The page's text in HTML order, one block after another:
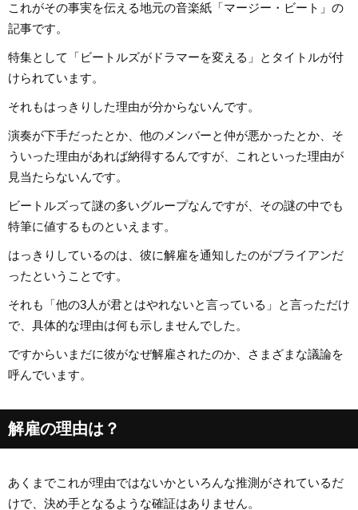
これがその事実を伝える地元の音楽紙「マージー・ビート」の
記事です。
特集として「ビートルズがドラマーを変える」とタイトルが付
けられています。
それもはっきりした理由が分からないんです。
演奏が下手だったとか、他のメンバーと仲が悪かったとか、そ
ういった理由があれば納得するんですが、これといった理由が
見当たらないんです。
ビートルズって謎の多いグループなんですが、その謎の中でも
特筆に値するものといえます。
はっきりしているのは、彼に解雇を通知したのがブライアンだ
ったということです。
それも「他の3人が君とはやれないと言っている」と言っただけ
で、具体的な理由は何も示しませんでした。
ですからいまだに彼がなぜ解雇されたのか、さまざまな議論を
呼んでいます。
解雇の理由は？
あくまでこれが理由ではないかといろんな推測がされているだ
けで、決め手となるような確証はありません。